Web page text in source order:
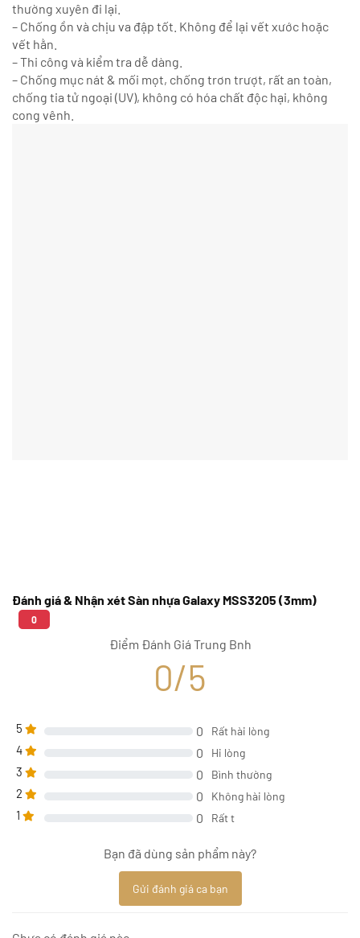
thường xuyên đi lại.
– Chống ồn và chịu va đập tốt. Không để lại vết xước hoặc
vết hằn.
– Thi công và kiểm tra dễ dàng.
– Chống mục nát & mối mọt, chống trơn trượt, rất an toàn,
chống tia tử ngoại (UV), không có hóa chất độc hại, không
cong vênh.
Đánh giá & Nhận xét Sàn nhựa Galaxy MSS3205 (3mm)
0
Điểm Đánh Giá Trung Bnh
0/5
5 0 Rất hài lòng
4 0 Hi lòng
3 0 Bình thường
2 0 Không hài lòng
1 0 Rất t
Bạn đã dùng sản phẩm này?
Gửi đánh giá ca bạn